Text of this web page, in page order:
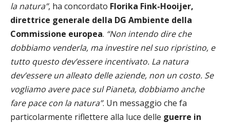
la natura”, ha concordato Florika Fink-Hooijer,
direttrice generale della DG Ambiente della
Commissione europea. “Non intendo dire che
dobbiamo venderla, ma investire nel suo ripristino, e
tutto questo dev’essere incentivato. La natura
dev’essere un alleato delle aziende, non un costo. Se
vogliamo avere pace sul Pianeta, dobbiamo anche
fare pace con la natura”. Un messaggio che fa
particolarmente riflettere alla luce delle guerre in